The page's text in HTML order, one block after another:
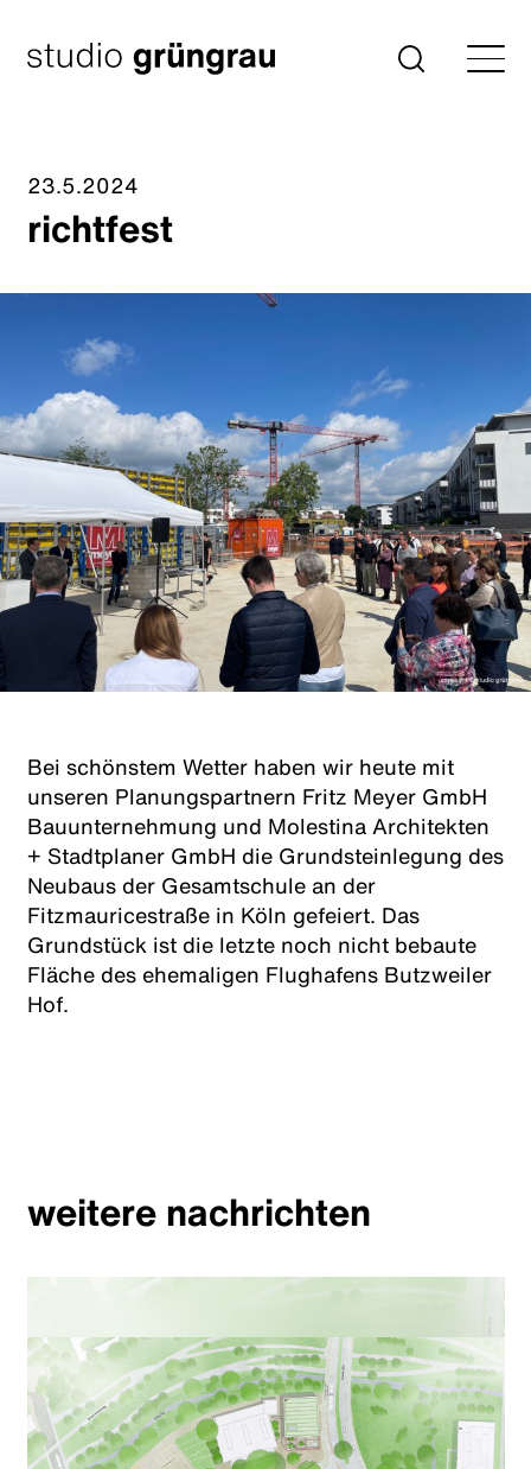
Inhalt
springen
Startseite Suche
23.5.2024
richtfest
Bei schönstem Wetter haben wir heute mit
unseren Planungspartnern Fritz Meyer GmbH
Bauunternehmung und Molestina Architekten
+ Stadtplaner GmbH die Grundsteinlegung des
Neubaus der Gesamtschule an der
Fitzmauricestraße in Köln gefeiert. Das
Grundstück ist die letzte noch nicht bebaute
Fläche des ehemaligen Flughafens Butzweiler
Hof.
weitere nachrichten